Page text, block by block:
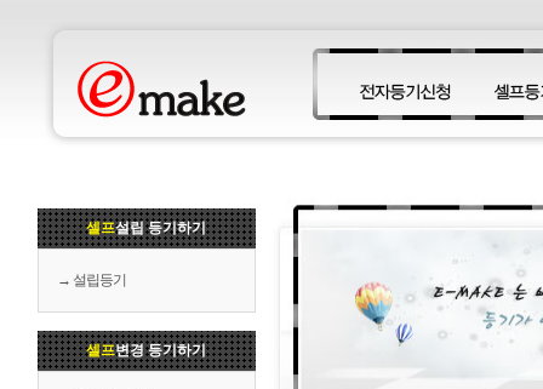
셀프설립 등기하기
→ 설립등기
셀프변경 등기하기